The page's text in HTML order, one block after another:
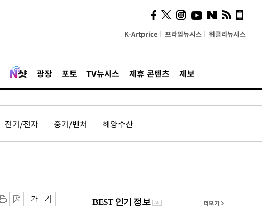
K-Artprice 프라임뉴시스 위클리뉴시스
광장 포토 TV뉴시스 제휴 콘텐츠 제보
전기/전자 중기/벤처 해양수산
사이 해답 찾았죠"…알을
깨고 나온 '초자아'